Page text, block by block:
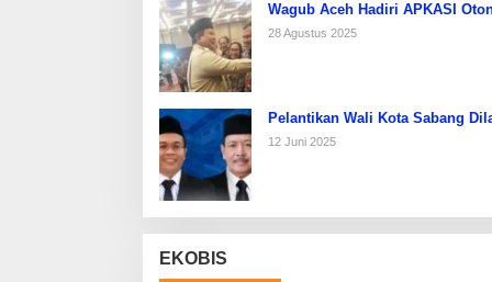
Wagub Aceh Hadiri APKASI
28 Agustus 2025
Pelantikan Wali Kota Sabang
12 Juni 2025
EKOBIS